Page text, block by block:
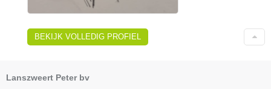
BEKIJK VOLLEDIG PROFIEL
Lanszweert Peter bv